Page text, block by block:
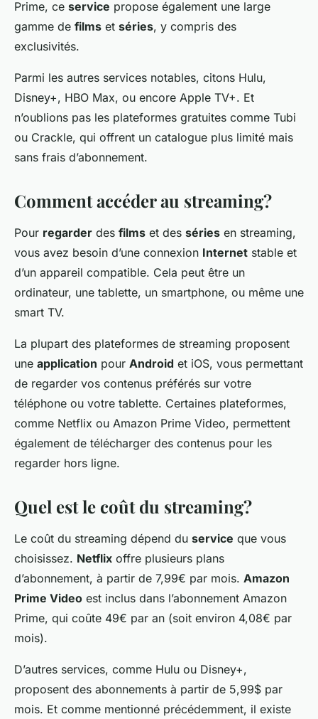
Prime, ce service propose également une large
gamme de films et séries, y compris des
exclusivités.
Parmi les autres services notables, citons Hulu,
Disney+, HBO Max, ou encore Apple TV+. Et
n’oublions pas les plateformes gratuites comme Tubi
ou Crackle, qui offrent un catalogue plus limité mais
sans frais d’abonnement.
Comment accéder au streaming?
Pour regarder des films et des séries en streaming,
vous avez besoin d’une connexion Internet stable et
d’un appareil compatible. Cela peut être un
ordinateur, une tablette, un smartphone, ou même une
smart TV.
La plupart des plateformes de streaming proposent
une application pour Android et iOS, vous permettant
de regarder vos contenus préférés sur votre
téléphone ou votre tablette. Certaines plateformes,
comme Netflix ou Amazon Prime Video, permettent
également de télécharger des contenus pour les
regarder hors ligne.
Quel est le coût du streaming?
Le coût du streaming dépend du service que vous
choisissez. Netflix offre plusieurs plans
d’abonnement, à partir de 7,99€ par mois. Amazon
Prime Video est inclus dans l’abonnement Amazon
Prime, qui coûte 49€ par an (soit environ 4,08€ par
mois).
D’autres services, comme Hulu ou Disney+,
proposent des abonnements à partir de 5,99$ par
mois. Et comme mentionné précédemment, il existe